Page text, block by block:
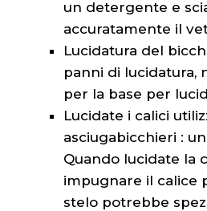
un detergente e
accuratamente il
Lucidatura del
panni di lucidatura,
per la base per
Lucidate i calici
asciugabicchieri :
Quando lucidate la
impugnare il calice
stelo potrebbe